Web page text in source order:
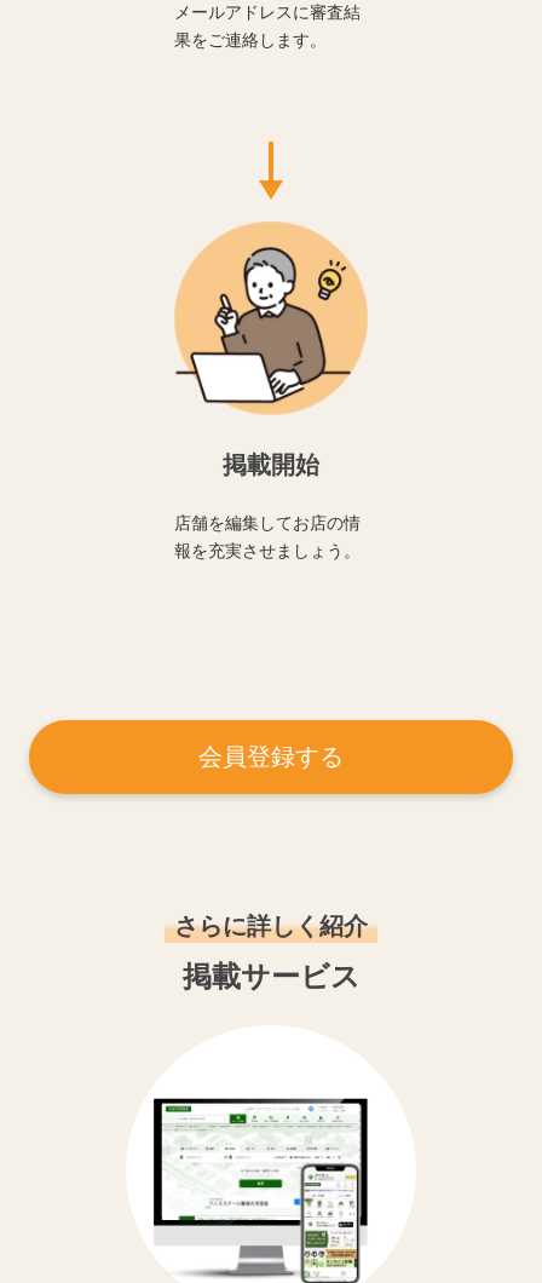
メールアドレスに審査結
果をご連絡します。
掲載開始
店舗を編集してお店の情
報を充実させましょう。
会員登録する
さらに詳しく紹介
掲載サービス